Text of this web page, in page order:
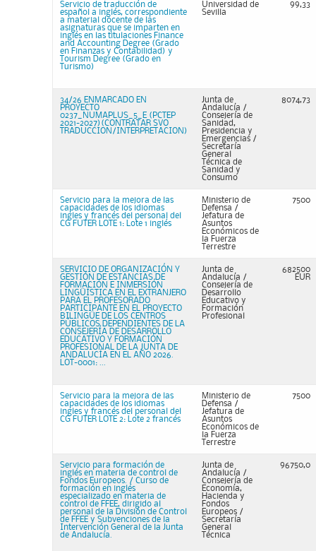
Servicio de traducción de
español a inglés, correspondiente
a material docente de las
asignaturas que se imparten en
inglés en las titulaciones Finance
and Accounting Degree (Grado
en Finanzas y Contabilidad) y
Tourism Degree (Grado en
Turismo)
Universidad de
Sevilla
99,33
34/26 ENMARCADO EN
PROYECTO
0237_NUMAPLUS_5_E (PCTEP
2021-2027)(CONTRATAR SVO
TRADUCCION/INTERPRETACION)
Junta de
Andalucía /
Consejería de
Sanidad,
Presidencia y
Emergencias /
Secretaría
General
Técnica de
Sanidad y
Consumo
8074,73
Servicio para la mejora de las
capacidades de los idiomas
ingles y francés del personal del
CG FUTER LOTE 1: Lote 1 inglés
Ministerio de
Defensa /
Jefatura de
Asuntos
Económicos de
la Fuerza
Terrestre
7500
SERVICIO DE ORGANIZACIÓN Y
GESTIÓN DE ESTANCIAS DE
FORMACIÓN E INMERSIÓN
LINGÜÍSTICA EN EL EXTRANJERO
PARA EL PROFESORADO
PARTICIPANTE EN EL PROYECTO
BILINGÜE DE LOS CENTROS
PÚBLICOS DEPENDIENTES DE LA
CONSEJERÍA DE DESARROLLO
EDUCATIVO Y FORMACIÓN
PROFESIONAL DE LA JUNTA DE
ANDALUCÍA EN EL AÑO 2026.
LOT-0001: ...
Junta de
Andalucía /
Consejería de
Desarrollo
Educativo y
Formación
Profesional
682500
EUR
Servicio para la mejora de las
capacidades de los idiomas
ingles y francés del personal del
CG FUTER LOTE 2: Lote 2 francés
Ministerio de
Defensa /
Jefatura de
Asuntos
Económicos de
la Fuerza
Terrestre
7500
Servicio para formación de
inglés en materia de control de
Fondos Europeos. / Curso de
formación en inglés
especializado en materia de
control de FFEE, dirigido al
personal de la División de Control
de FFEE y Subvenciones de la
Intervención General de la Junta
de Andalucía.
Junta de
Andalucía /
Consejería de
Economía,
Hacienda y
Fondos
Europeos /
Secretaría
General
Técnica
96750,0